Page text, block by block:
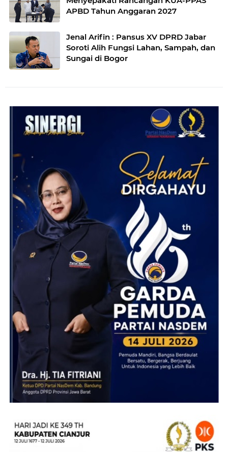
APBD Tahun Anggaran 2027
Jenal Arifin : Pansus XV DPRD Jabar
Soroti Alih Fungsi Lahan, Sampah, dan
Sungai di Bogor